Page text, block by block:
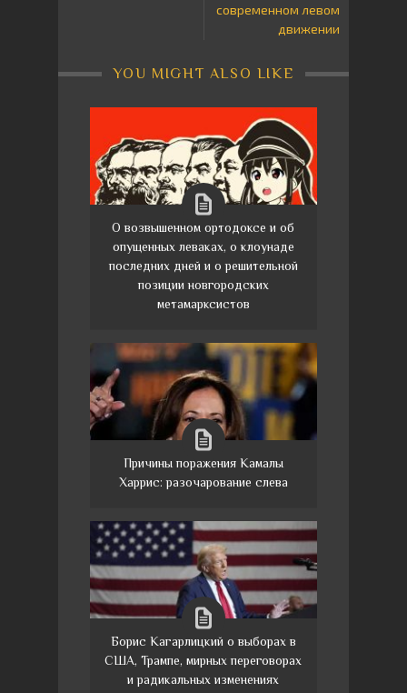
современном левом
движении
YOU MIGHT ALSO LIKE
О возвышенном ортодоксе и об
опущенных леваках, о клоунаде
последних дней и о решительной
позиции новгородских
метамарксистов
Причины поражения Камалы
Харрис: разочарование слева
Борис Кагарлицкий о выборах в
США, Трампе, мирных переговорах
и радикальных изменениях